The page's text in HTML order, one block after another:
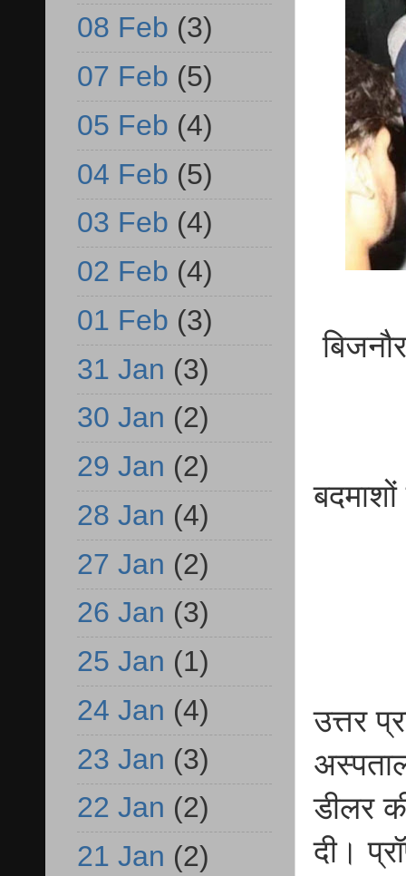
उत्तर
डीलर
दी।
08 Feb (3)
07 Feb (5)
05 Feb (4)
04 Feb (5)
03 Feb (4)
02 Feb (4)
01 Feb (3)
31 Jan (3)
30 Jan (2)
29 Jan (2)
28 Jan (4)
27 Jan (2)
26 Jan (3)
25 Jan (1)
24 Jan (4)
23 Jan (3)
22 Jan (2)
21 Jan (2)